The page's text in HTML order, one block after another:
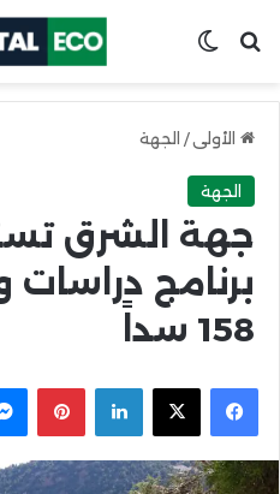
ابحث عنSwitch skin
الأولى / الجهة
الجهة
جهة الشرق
برنامج
158 سداً
Facebook
X
LinkedIn